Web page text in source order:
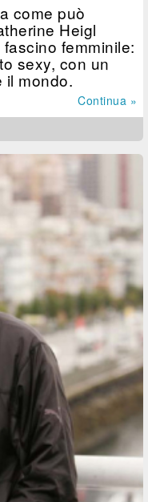
come può
Heigl
femminile:
sexy, con un
il mondo.
Continua »